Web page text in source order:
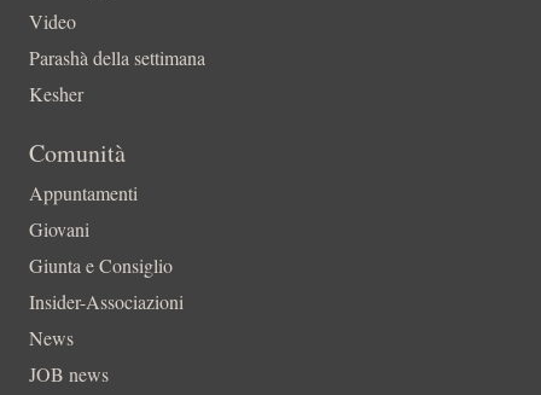
Video
Parashà della settimana
Kesher
Comunità
Appuntamenti
Giovani
Giunta e Consiglio
Insider-Associazioni
News
JOB news